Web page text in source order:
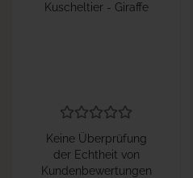
Kuscheltier - Giraffe
Keine Überprüfung
der Echtheit von
Kundenbewertungen